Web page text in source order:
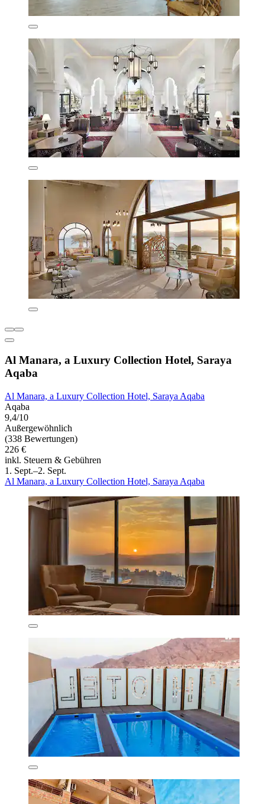
Al Manara, a Luxury Collection Hotel, Saraya
Aqaba
Al Manara, a Luxury Collection Hotel, Saraya Aqaba
Aqaba
9,4/10
Außergewöhnlich
(338 Bewertungen)
226 €
inkl. Steuern & Gebühren
1. Sept.–2. Sept.
Al Manara, a Luxury Collection Hotel, Saraya Aqaba